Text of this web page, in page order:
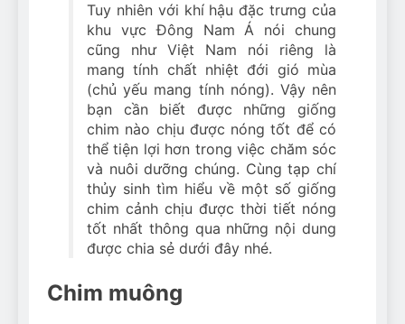
Tuy nhiên với khí hậu đặc trưng của
khu vực Đông Nam Á nói chung
cũng như Việt Nam nói riêng là
mang tính chất nhiệt đới gió mùa
(chủ yếu mang tính nóng). Vậy nên
bạn cần biết được những giống
chim nào chịu được nóng tốt để có
thể tiện lợi hơn trong việc chăm sóc
và nuôi dưỡng chúng. Cùng tạp chí
thủy sinh tìm hiểu về một số giống
chim cảnh chịu được thời tiết nóng
tốt nhất thông qua những nội dung
được chia sẻ dưới đây nhé.
Chim muông